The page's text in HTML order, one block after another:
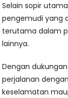
Selain sopir
pengemudi yang
terutama dalam
lainnya.
Dengan
perjalanan
keselamatan